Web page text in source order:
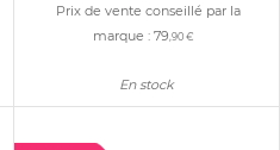
Prix de vente conseillé par la
marque :79,90 €
En stock